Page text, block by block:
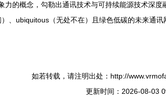
的概念，勾勒出通讯技术与可持续能源技术深
、ubiquitous（无处不在）且绿色低碳的未来通
如若转载，请注明出处：http://
更新时间：2026-08-03